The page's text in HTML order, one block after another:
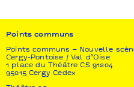
Arts Council England
Points communs
Points communs – Nouvelle
Cergy-Pontoise / Val d’Oise
1 place du Théâtre CS 91204
95015 Cergy Cedex